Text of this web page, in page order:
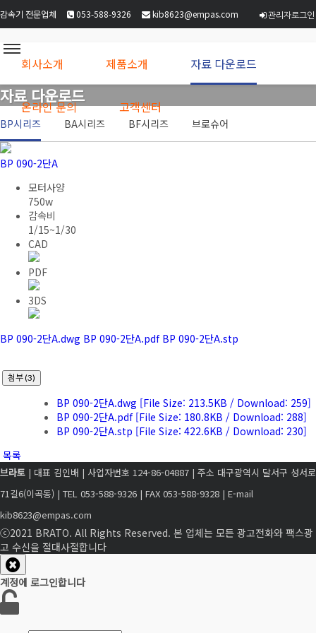
감속기 전문업체 053-588-9326 kib8623@empas.com 관리자로그인
회사소개 제품소개 자료 다운로드
온라인 문의 고객센터
자료 다운로드
BP시리즈 BA시리즈 BF시리즈 브로슈어
BP 090-2단A
모터사양
750w
감속비
1/15~1/30
CAD
PDF
3DS
BP 090-2단A.dwg BP 090-2단A.pdf BP 090-2단A.stp
첨부 (3)
BP 090-2단A.dwg [File Size: 213.5KB / Download: 259]
BP 090-2단A.pdf [File Size: 180.8KB / Download: 288]
BP 090-2단A.stp [File Size: 422.6KB / Download: 230]
목록
브라토 | 대표 김인배 | 사업자번호 124-86-04887 | 주소 대구광역시 달서구 성서로
71길6(이곡동) | TEL 053-588-9326 | FAX 053-588-9328 | E-mail
kib8623@empas.com
ⓒ2021 BRATO. All Rights Reserved. 본 업체는 모든 광고전화와 팩스광
고 수신을 절대사절합니다
계정에 로그인합니다